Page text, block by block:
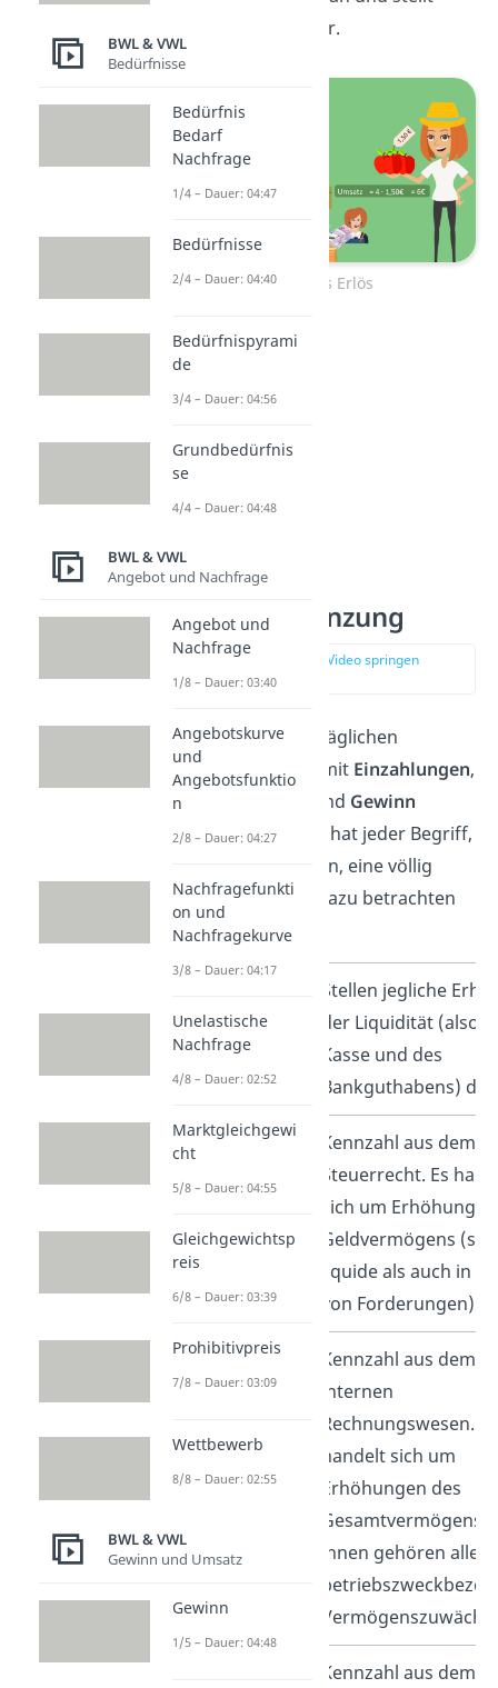
dar.
Umsatz als Erlös
Umsatz
Begriffsabgrenzung
zur Stelle im Video springen
(01:45)
Der Umsatz wird im täglichen
Sprachgebrauch oft mit Einzahlungen,
Einnahmen
und Gewinn
gleichgesetzt. Jedoch hat jeder Begriff,
wirtschaftlich gesehen, eine völlig
andere Bedeutung. Dazu betrachten
wir folgende Tabelle:
Stellen jegliche
der Liquidität (also
Kasse und des
Bankguthabens) dar
Einnahmen
Kennzahl aus dem
Steuerrecht. Es
sich um
Geldvermögens
liquide als auch in
von Forderungen)
Erlöse/Umsatz
Kennzahl aus dem
internen
Rechnungswesen. Es
handelt sich um
Erhöhungen des
Gesamtvermögens.
ihnen gehören alle
Kennzahl aus dem
BWL & VWL
Bedürfnisse
Bedürfnis
Bedarf
Nachfrage
1/4 – Dauer: 04:47
Bedürfnisse
2/4 – Dauer: 04:40
Bedürfnispyrami
de
3/4 – Dauer: 04:56
Grundbedürfnis
se
4/4 – Dauer: 04:48
BWL & VWL
Angebot und Nachfrage
Angebot und
Nachfrage
1/8 – Dauer: 03:40
Angebotskurve
und
Angebotsfunktio
n
2/8 – Dauer: 04:27
Nachfragefunkti
on und
Nachfragekurve
3/8 – Dauer: 04:17
Unelastische
Nachfrage
4/8 – Dauer: 02:52
Marktgleichgewi
cht
5/8 – Dauer: 04:55
Gleichgewichtsp
reis
6/8 – Dauer: 03:39
Prohibitivpreis
7/8 – Dauer: 03:09
Wettbewerb
8/8 – Dauer: 02:55
BWL & VWL
Gewinn und Umsatz
Gewinn
1/5 – Dauer: 04:48